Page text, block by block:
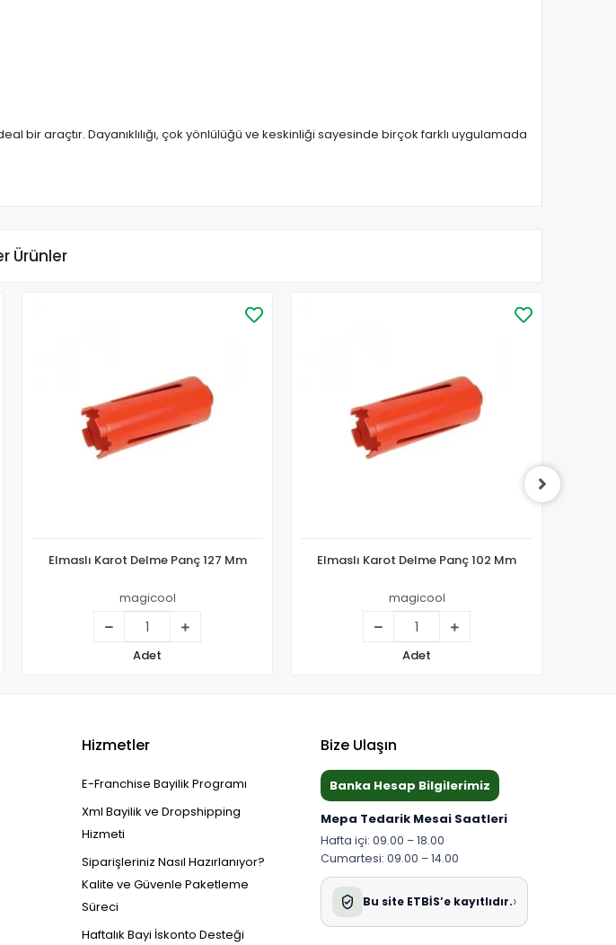
araçtır. Dayanıklılığı, çok yönlülüğü ve keskinliği sayesinde birçok farklı uygulamada
Ürünler
Elmaslı Karot Delme Panç 127 Mm
magicool
Adet
Elmaslı Karot Delme Panç 102 Mm
magicool
Adet
Hizmetler
E-Franchise Bayilik Programı
Xml Bayilik ve Dropshipping
Hizmeti
Siparişleriniz Nasıl Hazırlanıyor?
Kalite ve Güvenle Paketleme
Süreci
Haftalık Bayi İskonto Desteği
Bize Ulaşın
Banka Hesap Bilgilerimiz
Mepa Tedarik Mesai Saatleri
Hafta içi: 09.00 – 18.00
Cumartesi: 09.00 – 14.00
Bu site ETBİS’e kayıtlıdır.›